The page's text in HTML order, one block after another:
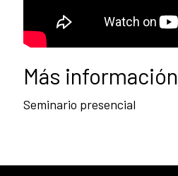
Más información
Seminario presencial